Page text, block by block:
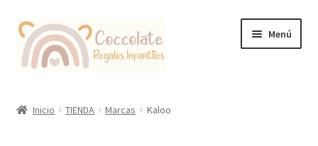
Ir
la
Ir
contenido
Menú
Inicio TIENDA Marcas Kaloo